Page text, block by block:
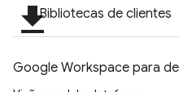
file_downloadBibliotecas de clientes
Google Workspace para